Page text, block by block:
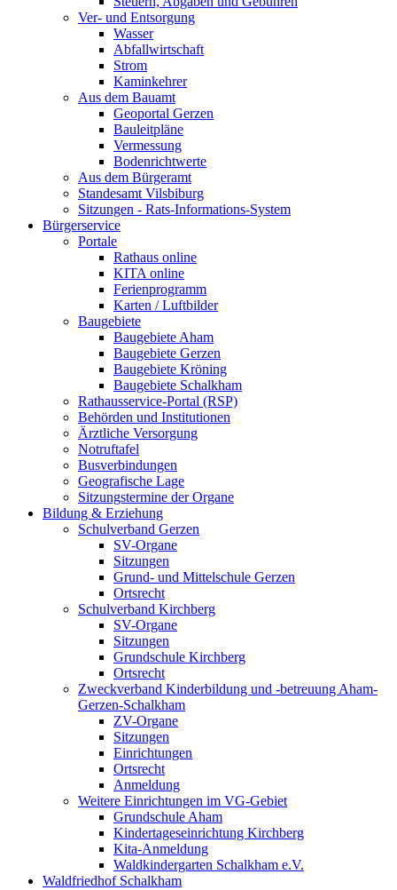
Ver- und Entsorgung
Wasser
Abfallwirtschaft
Strom
Kaminkehrer
Aus dem Bauamt
Geoportal Gerzen
Bauleitpläne
Vermessung
Bodenrichtwerte
Aus dem Bürgeramt
Standesamt Vilsbiburg
Sitzungen - Rats-Informations-System
Bürgerservice
Portale
Rathaus online
KITA online
Ferienprogramm
Karten / Luftbilder
Baugebiete
Baugebiete Aham
Baugebiete Gerzen
Baugebiete Kröning
Baugebiete Schalkham
Rathausservice-Portal (RSP)
Behörden und Institutionen
Ärztliche Versorgung
Notruftafel
Busverbindungen
Geografische Lage
Sitzungstermine der Organe
Bildung & Erziehung
Schulverband Gerzen
SV-Organe
Sitzungen
Grund- und Mittelschule Gerzen
Ortsrecht
Schulverband Kirchberg
SV-Organe
Sitzungen
Grundschule Kirchberg
Ortsrecht
Zweckverband Kinderbildung und -betreuung Aham-
Gerzen-Schalkham
ZV-Organe
Sitzungen
Einrichtungen
Ortsrecht
Anmeldung
Weitere Einrichtungen im VG-Gebiet
Grundschule Aham
Kindertageseinrichtung Kirchberg
Kita-Anmeldung
Waldkindergarten Schalkham e.V.
Waldfriedhof Schalkham